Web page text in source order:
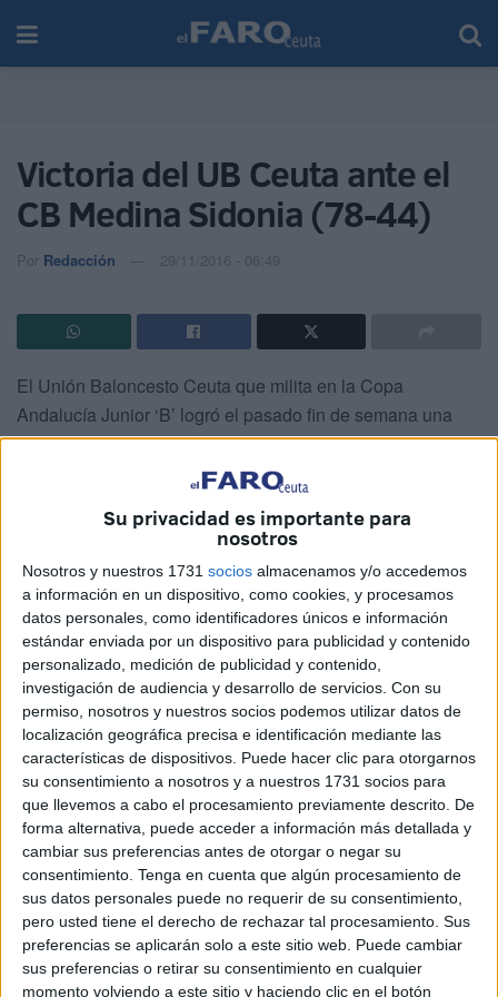
Su privacidad es importante para
nosotros
Nosotros y nuestros 1731 socios almacenamos y/o accedemos
a información en un dispositivo, como cookies, y procesamos
datos personales, como identificadores únicos e información
estándar enviada por un dispositivo para publicidad y contenido
personalizado, medición de publicidad y contenido,
investigación de audiencia y desarrollo de servicios. Con su
permiso, nosotros y nuestros socios podemos utilizar datos de
localización geográfica precisa e identificación mediante las
características de dispositivos. Puede hacer clic para otorgarnos
su consentimiento a nosotros y a nuestros 1731 socios para
que llevemos a cabo el procesamiento previamente descrito. De
forma alternativa, puede acceder a información más detallada y
cambiar sus preferencias antes de otorgar o negar su
consentimiento. Tenga en cuenta que algún procesamiento de
sus datos personales puede no requerir de su consentimiento,
pero usted tiene el derecho de rechazar tal procesamiento. Sus
preferencias se aplicarán solo a este sitio web. Puede cambiar
sus preferencias o retirar su consentimiento en cualquier
momento volviendo a este sitio y haciendo clic en el botón
Victoria del UB Ceuta ante el
CB Medina Sidonia (78-44)
Por Redacción 29/11/2016 - 06:49
El Unión Baloncesto Ceuta que milita en la Copa
Andalucía Junior ‘B’ logró el pasado fin de semana una
nueva victoria en la competición.
El conjunto que dirige Eduardo Benítez se enfrentó en el
encuentro de la octava jornada al Club Baloncesto Medina
Sidonia por un marcador final de 78-44 en un partido
disputado como local en el pabellón ‘Andrés Mateo’ de
Algeciras ante la negativa de su rival de desplazarse a
nuestra ciudad.
El Unión Baloncesto Ceuta jugó con Jesús Antón (25),
Pablo Vázquez (8), Yassin Mohamed (2), Abdenoor
Gomari (18), Rubén Milanes, José Javier Pérez (2),
Mustafa Ahmed (9), Javier Benítez (7), Luis Molina (2),
Pedro de Paúl (3), Carlos Redondo (2), Martín Moreno y
Taufek Benhake.
El encuentro comenzaba igualado con el primer parcial
para los visitantes que se lo llevaron por 18-20 pero los de
Eduardo Benítez reaccionaron y ganaron el segundo por
23-3 para llegar al descanso 41-23.